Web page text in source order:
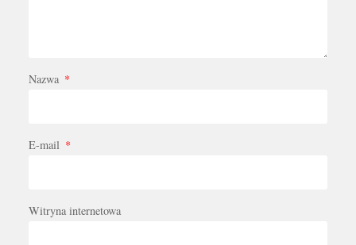
Nazwa *
E-mail *
Witryna internetowa